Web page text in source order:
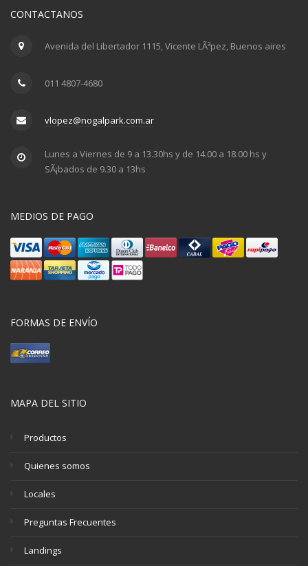
CONTACTANOS
Avenida del Libertador 1115, Vicente LÃ³pez, Buenos aires
011 4807-4680
vlopez@nogalpark.com.ar
Lunes a Viernes de 9 a 13.30hs y de 14.00 a 18.00 hs y
SÃ¡bados de 9.30 a 13hs
MEDIOS DE PAGO
FORMAS DE ENVÍO
MAPA DEL SITIO
Productos
Quienes somos
Locales
Preguntas Frecuentes
Landings